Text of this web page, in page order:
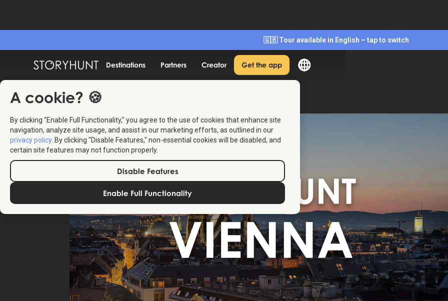
🇬🇧 Tour available in English – tap to switch
Destinations Partners Creator Get the app
A cookie? 🍪
By clicking "Enable Full Functionality," you agree to the use of cookies that enhance site
navigation, analyze site usage, and assist in our marketing efforts, as outlined in our
privacy policy. By clicking "Disable Features," non-essential cookies will be disabled, and
certain site features may not function properly.
Disable Features
Enable Full Functionality